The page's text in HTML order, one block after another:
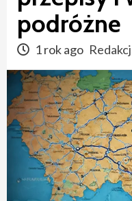
podróżne
1 rok ago